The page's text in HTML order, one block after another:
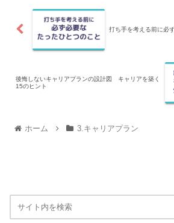
打ち手を考える前に必
後悔しないキャリアプランの設計図 キャリアを築く
15のヒント
ホーム 3.キャリアプラン